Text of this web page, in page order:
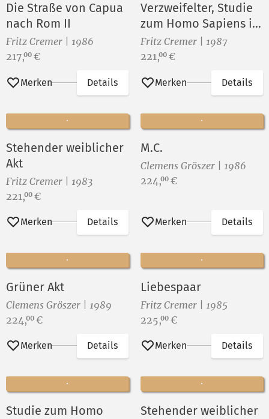
Die Straße von Capua
nach Rom II
Fritz Cremer | 1986
Preis:
217,00 €
Merken Details
Verzweifelter, Studie
zum Homo Sapiens im
Jahr 2000
Fritz Cremer | 1987
Preis:
221,00 €
Merken Details
Stehender weiblicher
Akt
Fritz Cremer | 1983
Preis:
221,00 €
Merken Details
M.C.
Clemens Gröszer | 1986
Preis:
224,00 €
Merken Details
Grüner Akt
Clemens Gröszer | 1989
Preis:
224,00 €
Merken Details
Liebespaar
Fritz Cremer | 1985
Preis:
225,00 €
Merken Details
Studie zum Homo
Stehender weiblicher